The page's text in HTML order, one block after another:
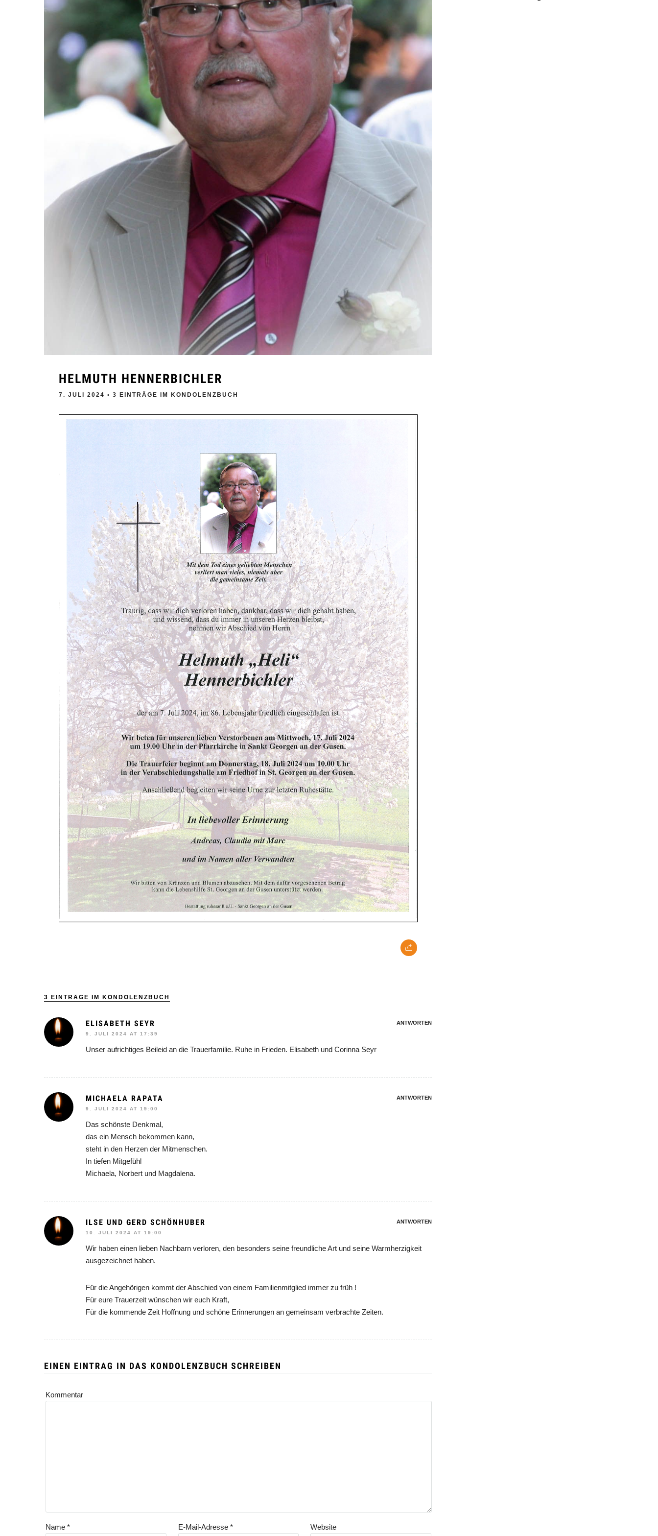
HELMUTH HENNERBICHLER
7. JULI 2024 • 3 EINTRÄGE IM KONDOLENZBUCH
3 EINTRÄGE IM KONDOLENZBUCH
ELISABETH SEYR
9. JULI 2024 AT 17:39
ANTWORTEN
Unser aufrichtiges Beileid an die Trauerfamilie. Ruhe in Frieden. Elisabeth und Corinna Seyr
MICHAELA RAPATA
9. JULI 2024 AT 19:00
ANTWORTEN
Das schönste Denkmal,
das ein Mensch bekommen kann,
steht in den Herzen der Mitmenschen.
In tiefen Mitgefühl
Michaela, Norbert und Magdalena.
ILSE UND GERD SCHÖNHUBER
10. JULI 2024 AT 19:00
ANTWORTEN
Wir haben einen lieben Nachbarn verloren, den besonders seine freundliche Art und seine Warmherzigkeit
ausgezeichnet haben.
Für die Angehörigen kommt der Abschied von einem Familienmitglied immer zu früh !
Für eure Trauerzeit wünschen wir euch Kraft,
Für die kommende Zeit Hoffnung und schöne Erinnerungen an gemeinsam verbrachte Zeiten.
EINEN EINTRAG IN DAS KONDOLENZBUCH SCHREIBEN
Kommentar
Name * E-Mail-Adresse * Website